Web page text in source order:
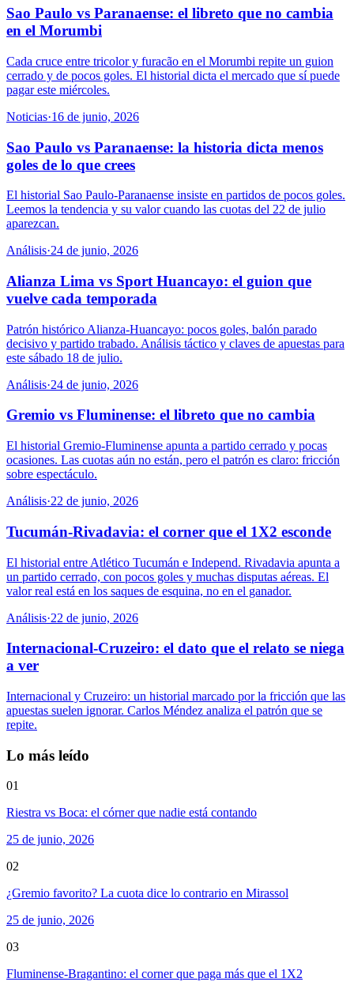
Sao Paulo vs Paranaense: el libreto que no cambia
en el Morumbi
Cada cruce entre tricolor y furacão en el Morumbi repite un guion
cerrado y de pocos goles. El historial dicta el mercado que sí puede
pagar este miércoles.
Noticias·16 de junio, 2026
Sao Paulo vs Paranaense: la historia dicta menos
goles de lo que crees
El historial Sao Paulo-Paranaense insiste en partidos de pocos goles.
Leemos la tendencia y su valor cuando las cuotas del 22 de julio
aparezcan.
Análisis·24 de junio, 2026
Alianza Lima vs Sport Huancayo: el guion que
vuelve cada temporada
Patrón histórico Alianza-Huancayo: pocos goles, balón parado
decisivo y partido trabado. Análisis táctico y claves de apuestas para
este sábado 18 de julio.
Análisis·24 de junio, 2026
Gremio vs Fluminense: el libreto que no cambia
El historial Gremio-Fluminense apunta a partido cerrado y pocas
ocasiones. Las cuotas aún no están, pero el patrón es claro: fricción
sobre espectáculo.
Análisis·22 de junio, 2026
Tucumán-Rivadavia: el corner que el 1X2 esconde
El historial entre Atlético Tucumán e Independ. Rivadavia apunta a
un partido cerrado, con pocos goles y muchas disputas aéreas. El
valor real está en los saques de esquina, no en el ganador.
Análisis·22 de junio, 2026
Internacional-Cruzeiro: el dato que el relato se niega
a ver
Internacional y Cruzeiro: un historial marcado por la fricción que las
apuestas suelen ignorar. Carlos Méndez analiza el patrón que se
repite.
Lo más leído
01
Riestra vs Boca: el córner que nadie está contando
25 de junio, 2026
02
¿Gremio favorito? La cuota dice lo contrario en Mirassol
25 de junio, 2026
03
Fluminense-Bragantino: el corner que paga más que el 1X2